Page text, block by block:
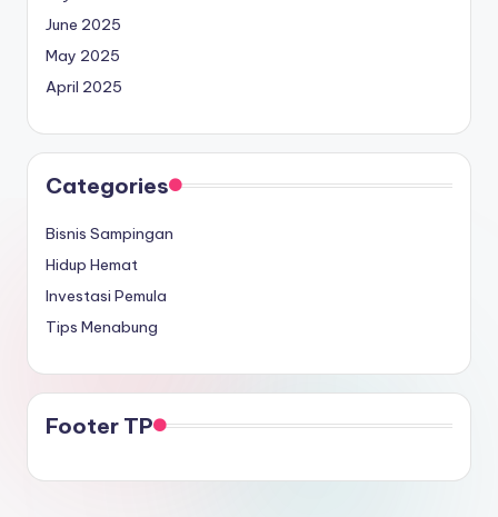
June 2025
May 2025
April 2025
Categories
Bisnis Sampingan
Hidup Hemat
Investasi Pemula
Tips Menabung
Footer TP